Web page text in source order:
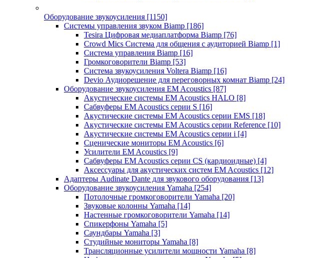
Оборудование звукоусиления [1150]
Системы управления звуком Biamp [186]
Tesira Цифровая медиаплатформа Biamp [76]
Crowd Mics Система для общения с аудиторией Biamp [1]
Система управления Biamp [16]
Громкоговорители Biamp [53]
Система звукоусиления Voltera Biamp [16]
Devio Аудиорешение для переговорных комнат Biamp [24]
Оборудование звукоусиления EM Acoustics [87]
Акустические системы EM Acoustics HALO [8]
Сабвуферы EM Acoustics серии S [16]
Акустические системы EM Acoustics серии EMS [18]
Акустические системы EM Acoustics серии Reference [10]
Акустические системы EM Acoustics серии i [4]
Сценические мониторы EM Acoustics [6]
Усилители EM Acoustics [9]
Сабвуферы EM Acoustics серии CS (кардиоидные) [4]
Аксессуары для акустических систем EM Acoustics [12]
Адаптеры Audinate Dante для звукового оборудования [13]
Оборудование звукоусиления Yamaha [254]
Потолочные громкоговорители Yamaha [20]
Звуковые колонны Yamaha [14]
Настенные громкоговорители Yamaha [14]
Спикерфоны Yamaha [5]
Саундбары Yamaha [3]
Студийные мониторы Yamaha [8]
Трансляционные усилители мощности Yamaha [8]